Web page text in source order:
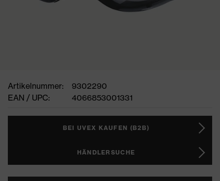
Artikelnummer:
9302290
EAN / UPC:
4066853001331
BEI UVEX KAUFEN (B2B)
HÄNDLERSUCHE